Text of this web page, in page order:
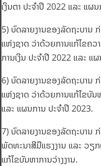
ເງິນຕາ ປະຈໍາປີ 2022 ແລະ ແຜ
5) ບົດລາຍງານຂອງລັດຖະບານ
ແຫ່ງຊາດ ວ່າດ້ວຍການແກ້ໄຂຄວ
ການເງິນ ປະຈໍາປີ 2022 ແລະ ແ
6) ບົດລາຍງານຂອງລັດຖະບານ
ແຫ່ງຊາດ ວ່າດ້ວຍການແກ້ໄຂບັນ
ແລະ ແຜນການ ປະຈໍາປີ 2023.
7) ບົດລາຍງານຂອງລັດຖະບານ
ພັດທະນາສີມືແຮງງານ ແລະ ວຽ
ແກ້ໄຂບັນຫາການວ່າງງານ.